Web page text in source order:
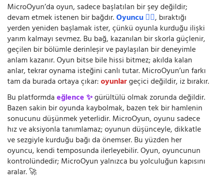
MicroOyun’da oyun, sadece başlatılan bir şey değildir;
devam etmek istenen bir bağdır.Oyuncu 🧍‍♂️, bıraktığı
yerden yeniden başlamak ister, çünkü oyunla kurduğu ilişki
yarım kalmayı sevmez. Bu bağ, kazanılan bir skorla güçlenir,
geçilen bir bölümle derinleşir ve paylaşılan bir deneyimle
anlam kazanır. Oyun bitse bile hissi bitmez; akılda kalan
anlar, tekrar oynama isteğini canlı tutar. MicroOyun’un farkı
tam da burada ortaya çıkar:oyunlargeçici değildir, iz bırakır.
Bu platformdaeğlence ✨gürültülü olmak zorunda değildir.
Bazen sakin bir oyunda kaybolmak, bazen tek bir hamlenin
sonucunu düşünmek yeterlidir. MicroOyun, oyunu sadece
hız ve aksiyonla tanımlamaz; oyunun düşünceyle, dikkatle
ve sezgiyle kurduğu bağı da önemser. Bu yüzden her
oyuncu, kendi temposunda ilerleyebilir. Oyun, oyuncunun
kontrolündedir; MicroOyun yalnızca bu yolculuğun kapısını
aralar. 🚀